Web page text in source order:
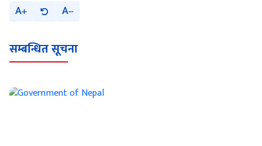
A A
सम्बन्धित सूचना